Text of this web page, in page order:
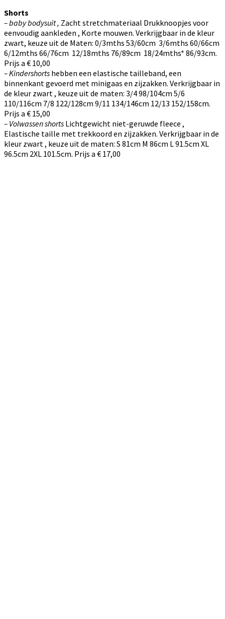
Shorts
– baby bodysuit , Zacht stretchmateriaal Drukknoopjes voor
eenvoudig aankleden , Korte mouwen. Verkrijgbaar in de kleur
zwart, keuze uit de Maten: 0/3mths 53/60cm 3/6mths 60/66cm
6/12mths 66/76cm 12/18mths 76/89cm 18/24mths* 86/93cm.
Prijs a € 10,00
– Kindershorts hebben een elastische tailleband, een
binnenkant gevoerd met minigaas en zijzakken. Verkrijgbaar in
de kleur zwart , keuze uit de maten: 3/4 98/104cm 5/6
110/116cm 7/8 122/128cm 9/11 134/146cm 12/13 152/158cm.
Prijs a € 15,00
– Volwassen shorts Lichtgewicht niet-geruwde fleece ,
Elastische taille met trekkoord en zijzakken. Verkrijgbaar in de
kleur zwart , keuze uit de maten: S 81cm M 86cm L 91.5cm XL
96.5cm 2XL 101.5cm. Prijs a € 17,00